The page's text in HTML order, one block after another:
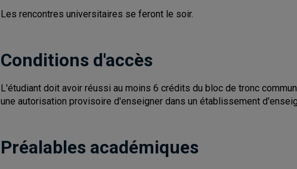
Les rencontres universitaires se feront le soir.
Conditions d'accès
L'étudiant doit avoir réussi au moins 6 crédits du bloc de tronc
une autorisation provisoire d'enseigner dans un établissement
Préalables académiques